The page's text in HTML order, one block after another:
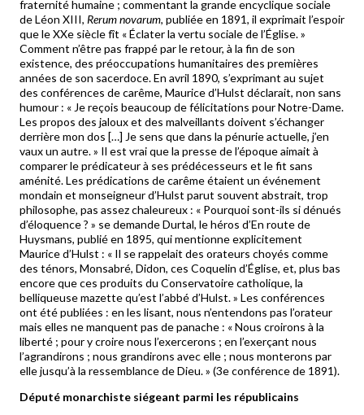
fraternité humaine ; commentant la grande encyclique sociale
de Léon XIII, Rerum novarum, publiée en 1891, il exprimait l’espoir
que le XXe siècle fît « Éclater la vertu sociale de l’Église. »
Comment n’être pas frappé par le retour, à la fin de son
existence, des préoccupations humanitaires des premières
années de son sacerdoce. En avril 1890, s’exprimant au sujet
des conférences de carême, Maurice d’Hulst déclarait, non sans
humour : « Je reçois beaucoup de félicitations pour Notre-Dame.
Les propos des jaloux et des malveillants doivent s’échanger
derrière mon dos […] Je sens que dans la pénurie actuelle, j’en
vaux un autre. » Il est vrai que la presse de l’époque aimait à
comparer le prédicateur à ses prédécesseurs et le fit sans
aménité. Les prédications de carême étaient un événement
mondain et monseigneur d’Hulst parut souvent abstrait, trop
philosophe, pas assez chaleureux : « Pourquoi sont-ils si dénués
d’éloquence ? » se demande Durtal, le héros d’En route de
Huysmans, publié en 1895, qui mentionne explicitement
Maurice d’Hulst : « Il se rappelait des orateurs choyés comme
des ténors, Monsabré, Didon, ces Coquelin d’Église, et, plus bas
encore que ces produits du Conservatoire catholique, la
belliqueuse mazette qu’est l’abbé d’Hulst. » Les conférences
ont été publiées : en les lisant, nous n’entendons pas l’orateur
mais elles ne manquent pas de panache : « Nous croirons à la
liberté ; pour y croire nous l’exercerons ; en l’exerçant nous
l’agrandirons ; nous grandirons avec elle ; nous monterons par
elle jusqu’à la ressemblance de Dieu. » (3e conférence de 1891).
Député monarchiste siégeant parmi les républicains